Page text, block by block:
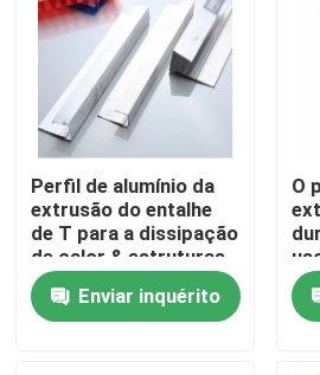
Casa
Perfil de alumínio da
extrusão do entalhe
de T para a dissipação
de calor & estruturas
de pouco peso
Enviar inquérito
O